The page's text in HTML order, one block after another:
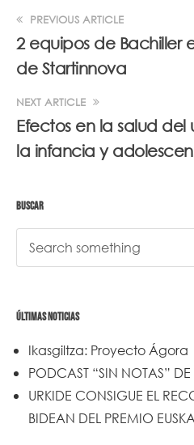
PREVIOUS ARTICLE
2 equipos de Bachiller
de Startinnova
NEXT ARTICLE
Efectos en la salud
la infancia y
BUSCAR
ÚLTIMAS NOTICIAS
Ikasgiltza: Proyecto Ágora
PODCAST “SIN NOTAS”
URKIDE CONSIGUE EL
BIDEAN DEL PREMIO